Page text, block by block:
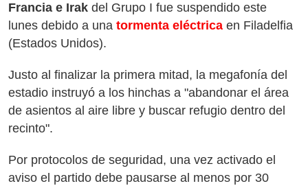
Francia e Irak del Grupo I fue suspendido este
lunes debido a una tormenta eléctrica en Filadelfia
(Estados Unidos).
Justo al finalizar la primera mitad, la megafonía del
estadio instruyó a los hinchas a "abandonar el área
de asientos al aire libre y buscar refugio dentro del
recinto".
Por protocolos de seguridad, una vez activado el
aviso el partido debe pausarse al menos por 30